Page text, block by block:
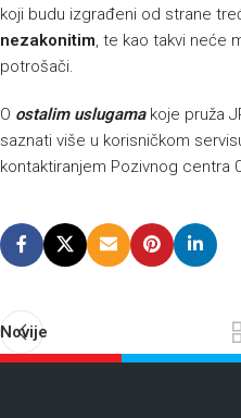
koji budu izgrađeni od strane
nezakonitim, te kao takvi neće
potrošači.
O ostalim uslugamakoje pruža
saznati više u korisničkom
kontaktiranjem Pozivnog centra
Novije